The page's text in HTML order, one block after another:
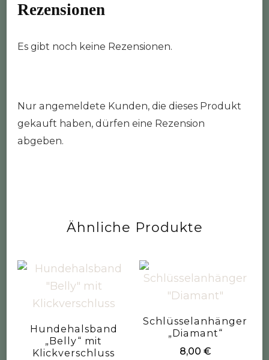
Rezensionen
Es gibt noch keine Rezensionen.
Nur angemeldete Kunden, die dieses Produkt
gekauft haben, dürfen eine Rezension
abgeben.
Ähnliche Produkte
Hundehalsband
„Belly“ mit
Klickverschluss
Schlüsselanhänger
„Diamant“
8,00 €